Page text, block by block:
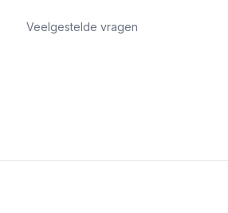
Veelgestelde vragen